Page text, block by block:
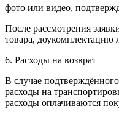
фото или видео,
После рассмотрения
товара, доукомплектацию
6. Расходы на возврат
В случае
расходы на
расходы оплачиваются